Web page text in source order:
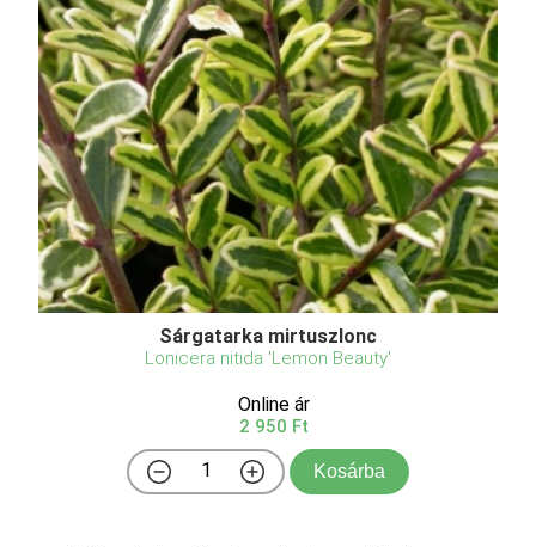
Sárgatarka mirtuszlonc
Lonicera nitida 'Lemon Beauty'
Online ár
2 950 Ft
Kosárba